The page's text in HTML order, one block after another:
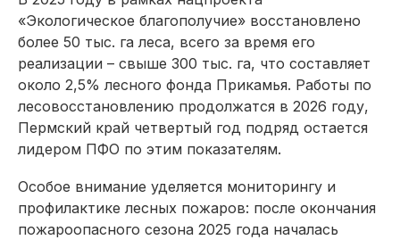
«Экологическое благополучие» восстановлено
более 50 тыс. га леса, всего за время его
реализации – свыше 300 тыс. га, что составляет
около 2,5% лесного фонда Прикамья. Работы по
лесовосстановлению продолжатся в 2026 году,
Пермский край четвертый год подряд остается
лидером ПФО по этим показателям.
Особое внимание уделяется мониторингу и
профилактике лесных пожаров: после окончания
пожароопасного сезона 2025 года началась